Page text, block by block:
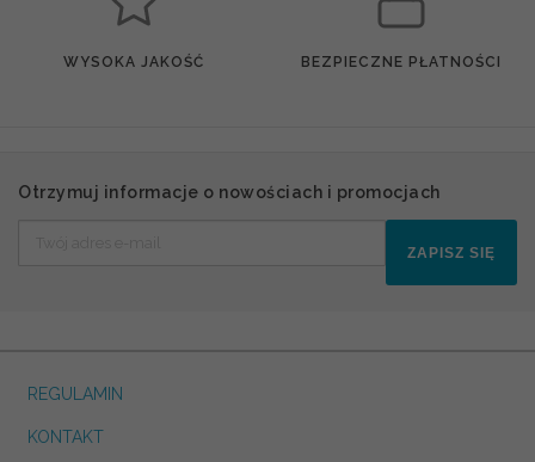
WYSOKA JAKOŚĆ BEZPIECZNE PŁATNOŚCI
Otrzymuj informacje o nowościach i promocjach
ZAPISZ SIĘ
REGULAMIN
KONTAKT